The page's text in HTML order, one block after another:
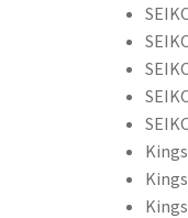
S
S
S
S
S